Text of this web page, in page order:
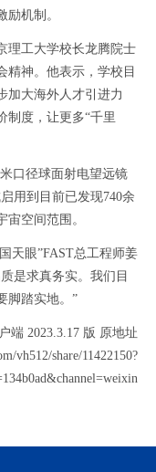
机制。
工大学校长龙腾院士
精神。他表示，学校目
加大海外人才引进力
制度，让更多“千里
口径球面射电望远镜
用到目前已发现740余
空间范围。
眼”FAST总工程师姜
是求真务实。我们目
脚踏实地。”
端 2023.3.17 版 原地址
vh512/share/11422150?